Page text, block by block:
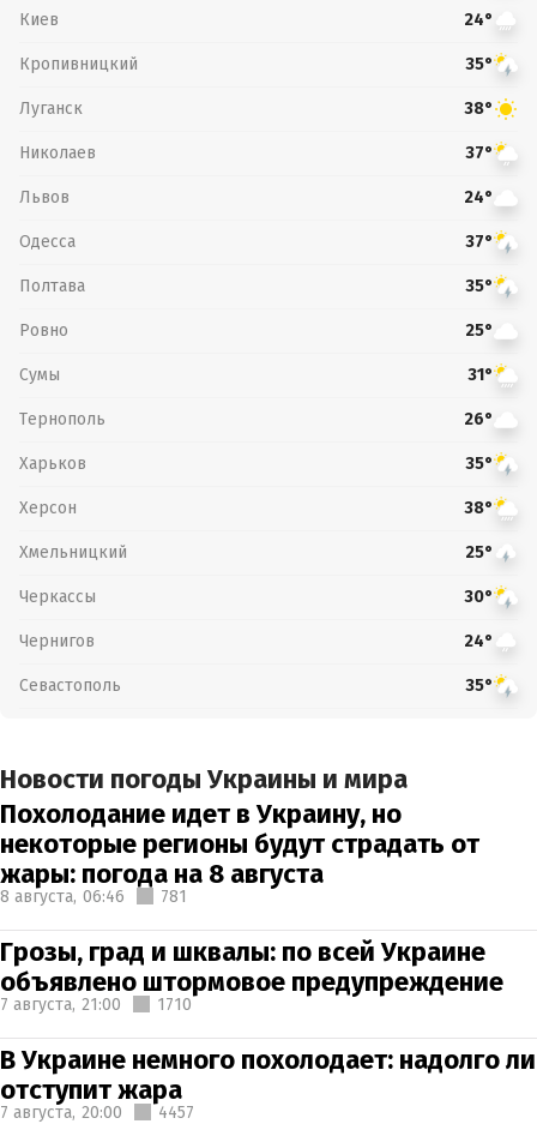
Киев 24°
Кропивницкий 35°
Луганск 38°
Николаев 37°
Львов 24°
Одесса 37°
Полтава 35°
Ровно 25°
Сумы 31°
Тернополь 26°
Харьков 35°
Херсон 38°
Хмельницкий 25°
Черкассы 30°
Чернигов 24°
Севастополь 35°
Новости погоды Украины и мира
Похолодание идет в Украину, но
некоторые регионы будут страдать от
жары: погода на 8 августа
8 августа, 06:46 781
Грозы, град и шквалы: по всей Украине
объявлено штормовое предупреждение
7 августа, 21:00 1710
В Украине немного похолодает: надолго ли
отступит жара
7 августа, 20:00 4457